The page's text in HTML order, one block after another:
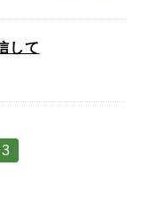
して
3